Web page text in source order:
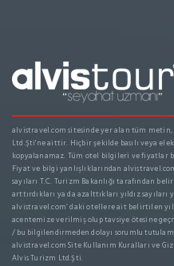
alvistravel.com sitesinde yer alan tüm
Ltd.Şti'ne aittir. Hiçbir şekilde basılı veya
kopyalanamaz. Tüm otel bilgileri ve fiyatlar
Fiyat ve bilgi yanlışlıklarından
sayıları T.C. Turizm Bakanlığı tarafından
arttırdıkları ya da azalttıkları yıldız
alvistravel.com’ daki otellere ait belirtilen
acentemize verilmiş olup tavsiye ötesine
/ bu bilgilendirmeden dolayı sorumlu
alvistravel.com Site Kullanım Kuralları ve
Alvis Turizm Ltd.Şti.